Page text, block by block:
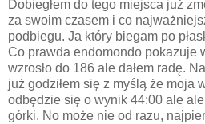
Dobiegłem do tego miejsca już
za swoim czasem i co
podbiegu. Ja który biegam po
Co prawda endomondo pokazuje
wzrosło do 186 ale dałem radę.
już godziłem się z myślą że moja
odbędzie się o wynik 44:00 ale
górki. No może nie od razu,